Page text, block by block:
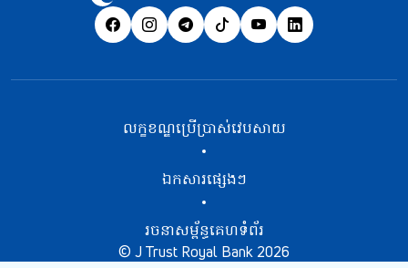
លក្ខខណ្ឌប្រើប្រាស់វេបសាយ
ឯកសារផ្សេងៗ
រចនាសម្ព័ន្ធគេហទំព័រ
© J Trust Royal Bank 2026